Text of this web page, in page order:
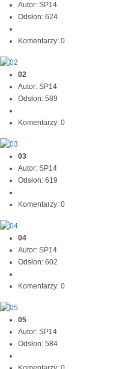
Autor: SP14
Odsłon: 624
Komentarzy: 0
02
Autor: SP14
Odsłon: 589
Komentarzy: 0
03
Autor: SP14
Odsłon: 619
Komentarzy: 0
04
Autor: SP14
Odsłon: 602
Komentarzy: 0
05
Autor: SP14
Odsłon: 584